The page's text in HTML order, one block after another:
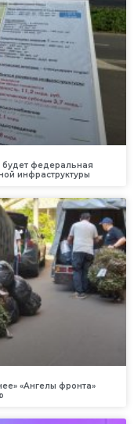
будет федеральная
инфраструктуры
«Ангелы фронта»